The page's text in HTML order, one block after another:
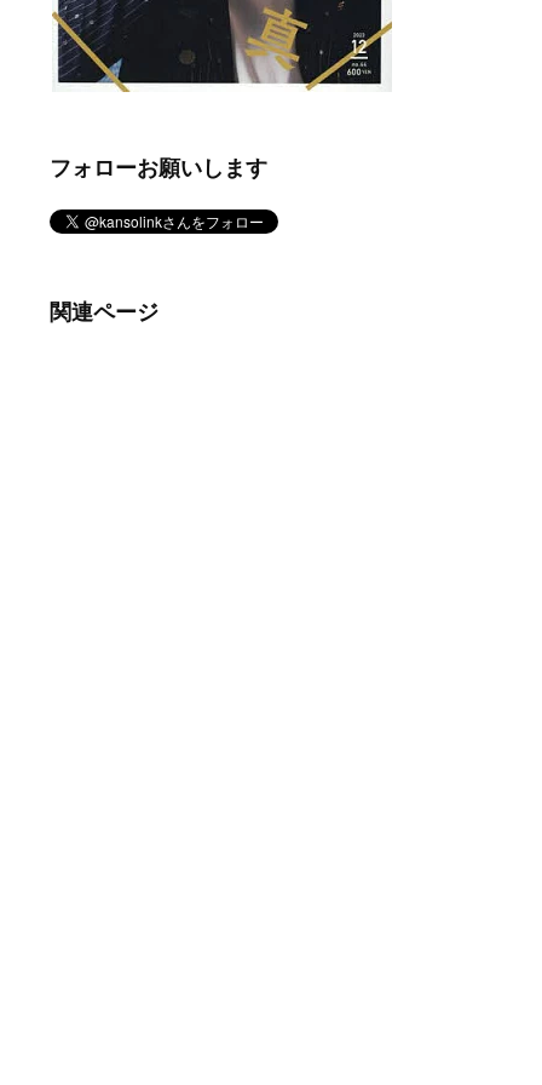
フォローお願いします
関連ページ